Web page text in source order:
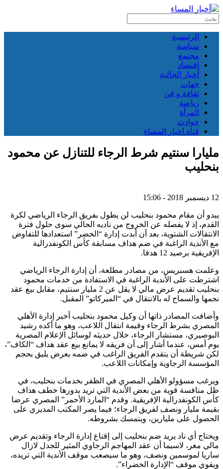
الرئيسية
سياسة
مجتمع
إقتصاد
أخبار الجالية
جهات
ثقافة و فن
رياضة
المرأة
حوادث
قناة اخبار المساء
مليارا سنتيم شرط الرجاء للتنازل عن محمود
بنحليب‬
12 ديسمبر 2018 - 15:06
يبدو أن مقام محمود بنحليب لن يطول بفريق الرجاء الرياضي لكرة
القدم، إذ لا يفصله عن الخروج من ناديه الحالي سوى حلول فترة
الانتقالات الشتوية، بعد أن أبدت إدارة “الخضر” استعدادها للتفاوض
مع الأندية الراغبة في ضم هداف مسابقة كأس الكونفدرالية
الإفريقية برصيد 12 هدفا.
وعلمت هسبريس، من مصادر مطلعة، أن إدارة الرجاء الرياضي
اشترطت على الأندية الراغبة في الاستفادة من خدمات محمود
بنحليب تقديم عرض مالي لا يقل عن 2 مليار سنتيم، مقابل بيع عقد
نجمها والسماح له بالانتقال في “الميركاتو” المقبل.
وأضافت المصادر ذاتها أن وكيل محمود بنحليب أخبر إدارة الأهلي
المصري بشرط الرجاء وقيمة انتقال اللاعب، وهو ما أكده رشيد
البوصيري، مستشار الرجاء، خلال حديثه لوسائل الإعلام المصرية
يوم أمس، عندما أشار إلى أن فريقه لا يمانع بيع عقد هداف “الكاف”،
لكن شريطة أن يتقدم الفريق الراغب في ضمه بعرض يليق بحجم
المؤسسة الرجاوية وإمكانات اللاعب.
ويرغب مسؤولو الأهلي المصري في الظفر بخدمات بنحليب، في
ظل منافسة قوية من بعض الأندية التي تريد بدورها خطف هداف
كأس الكونفدرالية الإفريقية. وقدم “المارد الأحمر” المصري عرضا
بقيمة مليار ونصف لفريق الرجاء؛ فيما يصر المكتب المديري على
الحصول على مليارين، ويتمسك بشروطه.
ويحتاج أي ناد يريد ضم بنحليب إلى إقناع إدارة الرجاء وتقديم عرض
مالي مغر، لاسيما أن عقد المهاجم الرجاوي المثير للجدل لازال
ساريا لموسمين ونصف، وهو ما سيصعب موقف الأندية التي تريده،
ويقوي موقف “الإدارة الخضراء”.